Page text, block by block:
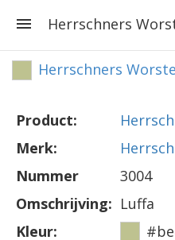
Herrschners
Herrschners
Product:
Merk:
Nummer
3004
Omschrijving: Luffa
Kleur: